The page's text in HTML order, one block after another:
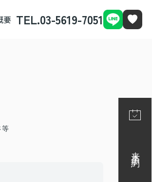
要 TEL.03-5619-7051
等